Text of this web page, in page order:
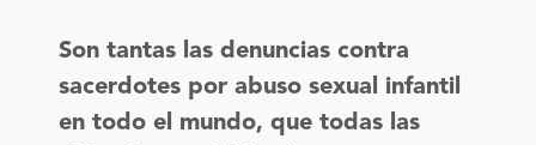
Son tantas las denuncias contra
sacerdotes por abuso sexual infantil
en todo el mundo, que todas las